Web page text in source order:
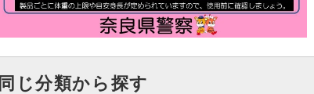
同じ分類から探す